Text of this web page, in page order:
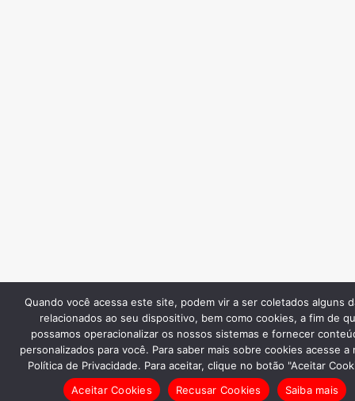
Quando você acessa este site, podem vir a ser coletados alguns
relacionados ao seu dispositivo, bem como cookies, a fim de
possamos operacionalizar os nossos sistemas e fornecer
personalizados para você. Para saber mais sobre cookies acesse a
Política de Privacidade. Para aceitar, clique no botão "Aceitar
Aceitar Cookies
Recusar Cookies Saiba mais